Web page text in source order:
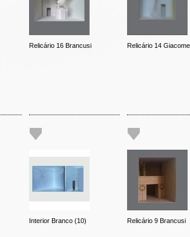
Relicário 16 Brancusi Relicário 14
Interior Branco (10) Relicário 9 Brancusi